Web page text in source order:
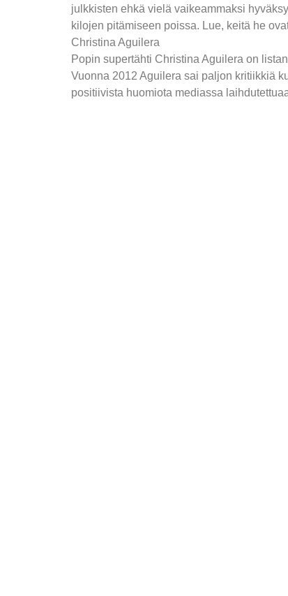
julkkisten ehkä vielä vaikeammaksi
kilojen pitämiseen poissa. Lue, keitä he
Christina Aguilera
Popin supertähti Christina Aguilera on
Vuonna 2012 Aguilera sai paljon kritiikkiä
positiivista huomiota mediassa